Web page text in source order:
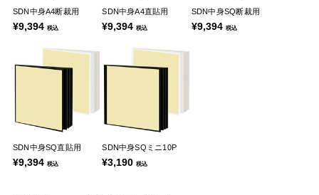
SDN中身A4断裁用
¥9,394 税込
SDN中身A4直貼用
¥9,394税込
SDN中身SQ断裁用
¥9,394 税込
SDN中身SQ直貼用
¥9,394 税込
SDN中身SQミニ10P
¥3,190税込